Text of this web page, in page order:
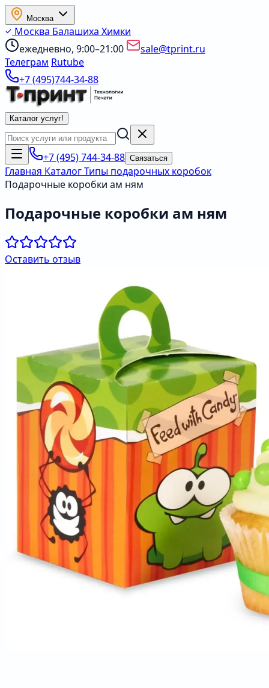
Москва
Москва Балашиха Химки
ежедневно, 9:00–21:00
sale@tprint.ru
Телеграм Rutube
+7 (495)744-34-88
Каталог услуг!
+7 (495) 744-34-88 Связаться
Главная КаталогТипы подарочных коробок
Подарочные коробки ам ням
Подарочные коробки ам ням
Оставить отзыв